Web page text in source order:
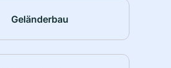
Geländerbau